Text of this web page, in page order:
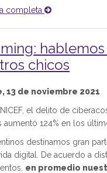
completa
chicos
13 de noviembre 2021
el delito de
aumentó 124% en los
destinamos gran
digital. De acuerdo a
en promedio